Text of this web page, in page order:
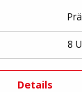
8
Details